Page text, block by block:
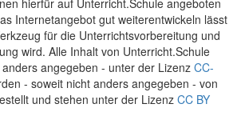
hierfür auf Unterricht.Schule angeboten
Internetangebot gut weiterentwickeln lässt
für die Unterrichtsvorbereitung und
wird. Alle Inhalt von Unterricht.Schule
angegeben - unter der Lizenz CC-
- soweit nicht anders angegeben - von
und stehen unter der Lizenz CC BY